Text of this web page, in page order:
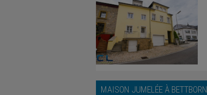
MAISON JUMELÉE À BETTBORN